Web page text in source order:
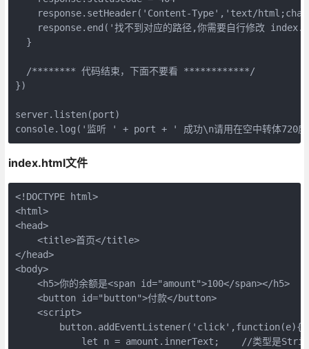
response.setHeader('Content-Type','text/
response.end('找不到对应的路径,你需要自行修改
  }
  /******** 代码结束，下面不要看 ************/
})
server.listen(port)
console.log('监听 ' + port + ' 成功\n请用在空中转体
index.html文件
<!DOCTYPE html>
<html>
<head>
    <title>首页</title>
</head>
<body>
    <h5>你的余额是<span id="amount">100</span></h5>
    <button id="button">付款</button>
    <script>
        button.addEventListener('click',function(e){
let n = amount.innerText;    //类型是